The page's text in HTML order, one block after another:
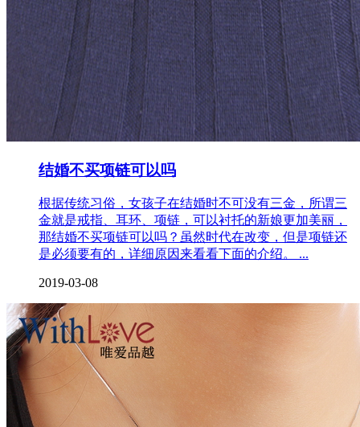
结婚不买项链可以吗
根据传统习俗，女孩子在结婚时不可没有三金，所谓三
金就是戒指、耳环、项链，可以衬托的新娘更加美丽，
那结婚不买项链可以吗？虽然时代在改变，但是项链还
是必须要有的，详细原因来看看下面的介绍。 ...
2019-03-08